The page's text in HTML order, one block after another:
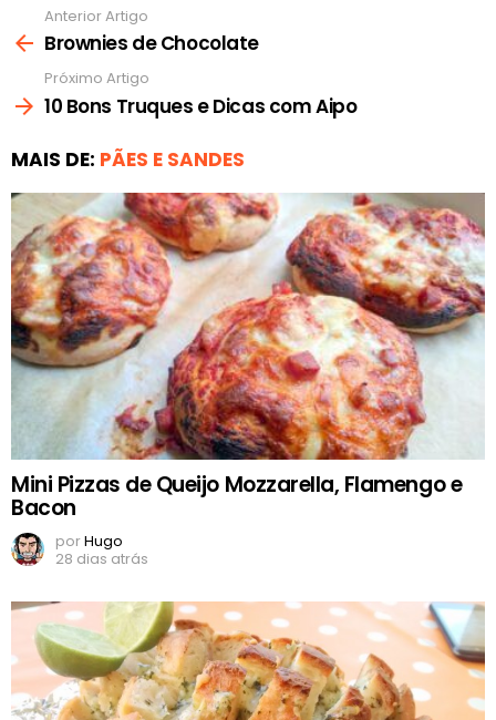
mais
Anterior Artigo
Brownies de Chocolate
Próximo Artigo
10 Bons Truques e Dicas com Aipo
MAIS DE: PÃES E SANDES
Mini Pizzas de Queijo Mozzarella, Flamengo e
Bacon
porHugo
28 dias atrás